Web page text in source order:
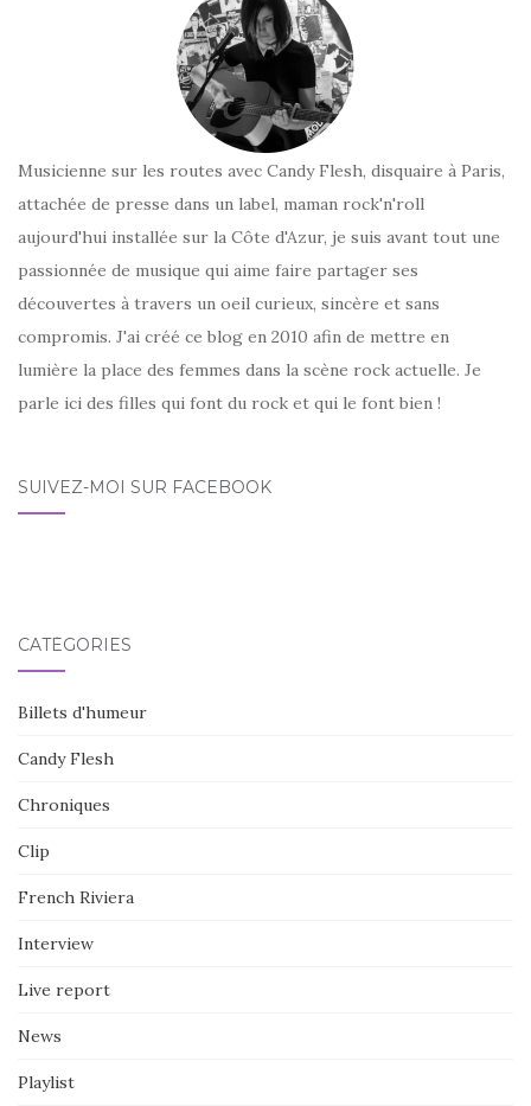
Musicienne sur les routes avec Candy Flesh, disquaire à Paris,
attachée de presse dans un label, maman rock'n'roll
aujourd'hui installée sur la Côte d'Azur, je suis avant tout une
passionnée de musique qui aime faire partager ses
découvertes à travers un oeil curieux, sincère et sans
compromis. J'ai créé ce blog en 2010 afin de mettre en
lumière la place des femmes dans la scène rock actuelle. Je
parle ici des filles qui font du rock et qui le font bien !
SUIVEZ-MOI SUR FACEBOOK
CATÉGORIES
Billets d'humeur
Candy Flesh
Chroniques
Clip
French Riviera
Interview
Live report
News
Playlist